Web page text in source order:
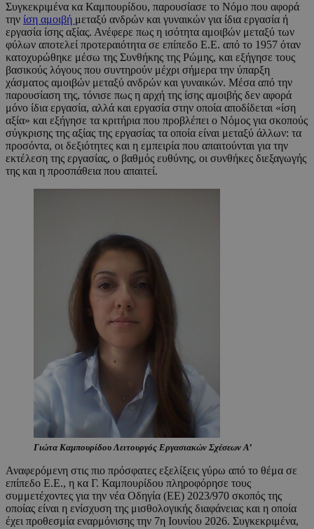
Συγκεκριμένα κα Καμπουρίδου, παρουσίασε το Νόμο που αφορά
την ίση αμοιβή μεταξύ ανδρών και γυναικών για ίδια εργασία ή
εργασία ίσης αξίας. Ανέφερε πως η ισότητα αμοιβών μεταξύ των
φύλων αποτελεί προτεραιότητα σε επίπεδο Ε.Ε. από το 1957 όταν
κατοχυρώθηκε μέσω της Συνθήκης της Ρώμης, και εξήγησε τους
βασικούς λόγους που συντηρούν μέχρι σήμερα την ύπαρξη
χάσματος αμοιβών μεταξύ ανδρών και γυναικών. Μέσα από την
παρουσίαση της, τόνισε πως η αρχή της ίσης αμοιβής δεν αφορά
μόνο ίδια εργασία, αλλά και εργασία στην οποία αποδίδεται «ίση
αξία» και εξήγησε τα κριτήρια που προβλέπει ο Νόμος για σκοπούς
σύγκρισης της αξίας της εργασίας τα οποία είναι μεταξύ άλλων: τα
προσόντα, οι δεξιότητες και η εμπειρία που απαιτούνται για την
εκτέλεση της εργασίας, ο βαθμός ευθύνης, οι συνθήκες διεξαγωγής
της και η προσπάθεια που απαιτεί.
Γιώτα Καμπουρίδου Λειτουργός Εργασιακών Σχέσεων Α’
Αναφερόμενη στις πιο πρόσφατες εξελίξεις γύρω από το θέμα σε
επίπεδο Ε.Ε., η κα Γ. Καμπουρίδου πληροφόρησε τους
συμμετέχοντες για την νέα Οδηγία (ΕΕ) 2023/970 σκοπός της
οποίας είναι η ενίσχυση της μισθολογικής διαφάνειας και η οποία
έχει προθεσμία εναρμόνισης την 7η Ιουνίου 2026. Συγκεκριμένα,